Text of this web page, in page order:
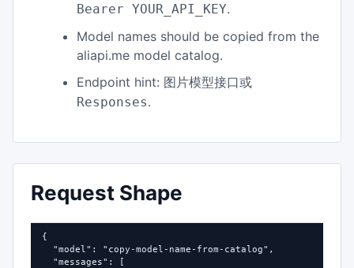
Bearer YOUR_API_KEY.
Model names should be copied from the
aliapi.me model catalog.
Endpoint hint: 图片模型接口或
Responses.
Request Shape
{
  "model": "copy-model-name-from-catalog",
  "messages": [